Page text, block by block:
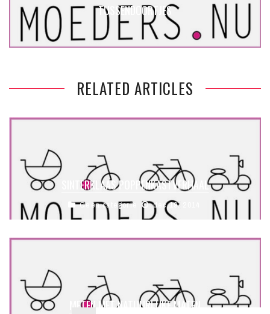
TUSSENDOORTJES
RELATED ARTICLES
SINTERKLAAS POPPENKASTVERHAAL
Geen categorie dec 19, 2014
METEN MET NATUURLIJKE MATEN